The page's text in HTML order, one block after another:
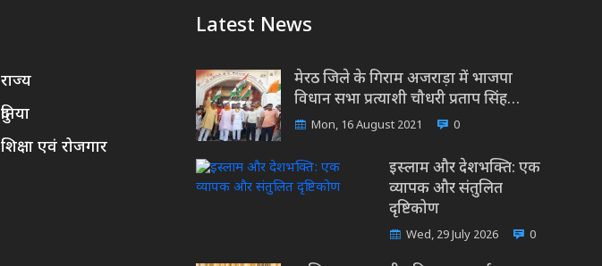
राज्य
दुनिया
शिक्षा एवं रोजगार
Latest News
मेरठ जिले के गिराम अजराड़ा में भाजपा
विधान सभा प्रत्याशी चौधरी प्रताप सिंह…
Mon, 16 August 2021 0
इस्लाम और देशभक्ति: एक
व्यापक और संतुलित
दृष्टिकोण
Wed, 29 July 2026 0